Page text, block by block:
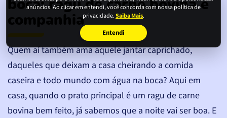
anúncios. Ao clicar em entendi, você concorda com nossa política de
privacidade.Saiba Mais.
Entendi
boca: ragu de carne bovina e
companhia
Quem aí também ama aquele jantar caprichado,
daqueles que deixam a casa cheirando a comida
caseira e todo mundo com água na boca? Aqui em
casa, quando o prato principal é um ragu de carne
bovina bem feito, já sabemos que a noite vai ser boa. E